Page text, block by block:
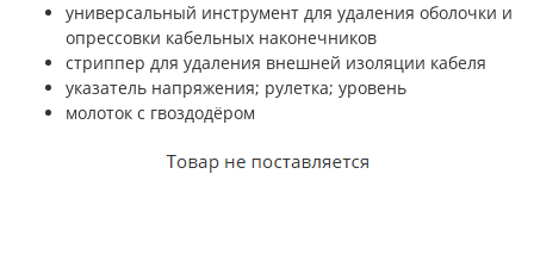
универсальный инструмент для удаления оболочки и
опрессовки кабельных наконечников
стриппер для удаления внешней изоляции кабеля
указатель напряжения; рулетка; уровень
молоток с гвоздодёром